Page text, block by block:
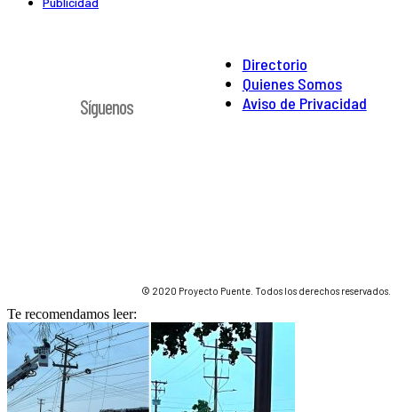
Directorio
Quienes Somos
Aviso de Privacidad
Síguenos
© 2020 Proyecto Puente. Todos los derechos reservados.
Te recomendamos leer: